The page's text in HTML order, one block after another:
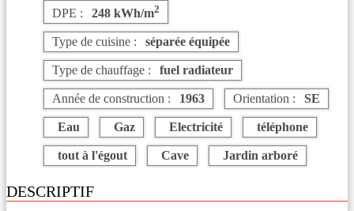
DPE : 248 kWh/m2
Type de cuisine : séparée équipée
Type de chauffage : fuel radiateur
Année de construction : 1963 Orientation : SE
Eau Gaz Electricité téléphone
tout à l'égout Cave Jardin arboré
DESCRIPTIF